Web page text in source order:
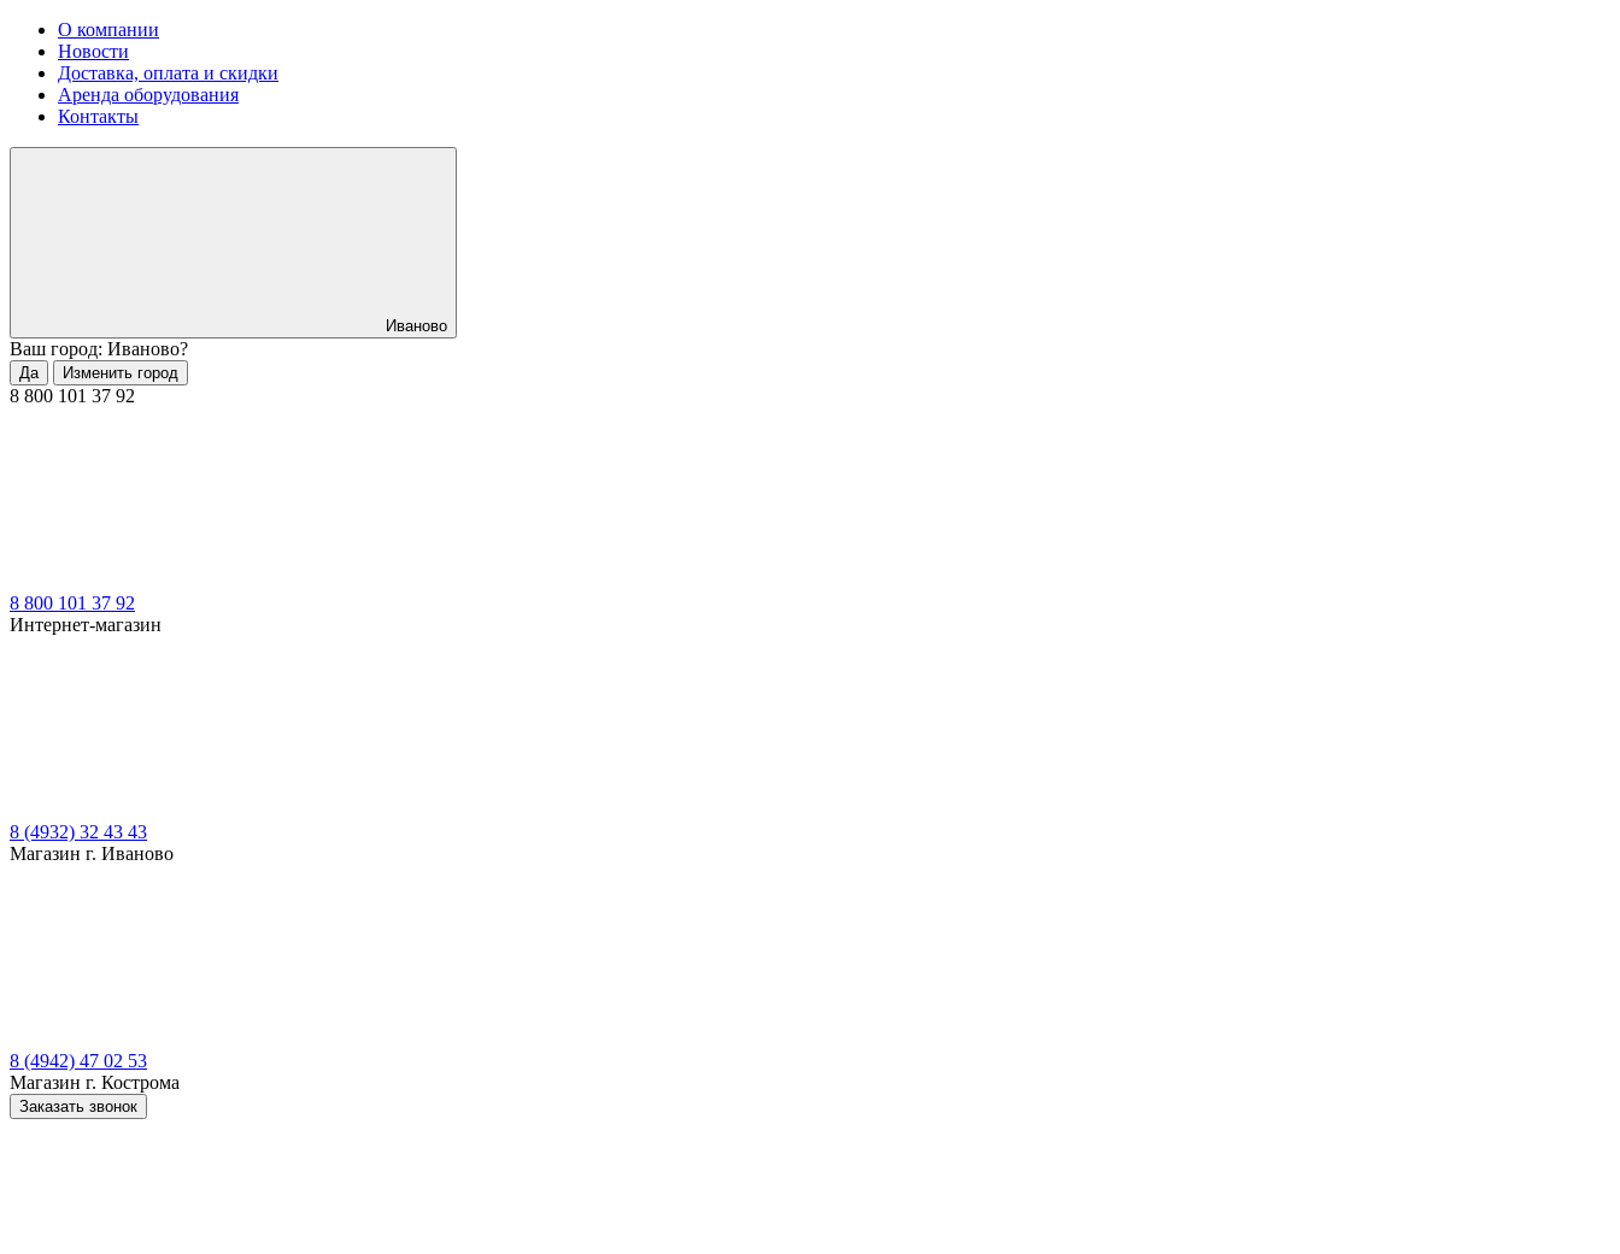
О компании
Новости
Доставка, оплата и скидки
Аренда оборудования
Контакты
Иваново
Ваш город: Иваново?
Да Изменить город
8 800 101 37 92
8 800 101 37 92
Интернет-магазин
8 (4932) 32 43 43
Магазин г. Иваново
8 (4942) 47 02 53
Магазин г. Кострома
Заказать звонок